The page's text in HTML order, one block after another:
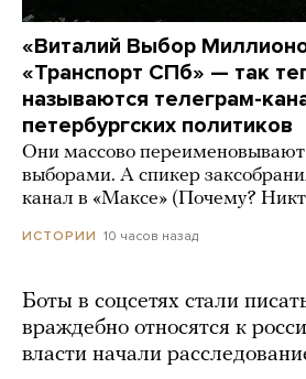
«Виталий Выбор
«Транспорт СПб» — так
называются телеграм-
петербургских политиков
Они массово переименовывают
выборами. А спикер
канал в «Максе» (Почему?
ИСТОРИИ 10 часов назад
Боты в соцсетях стали
враждебно относятся к
власти начали